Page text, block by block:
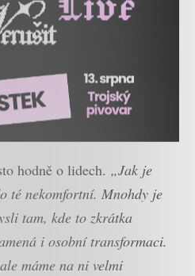
hodně o lidech. „Jak je
té nekomfortní. Mnohdy je
tam, kde to zkrátka
i osobní transformaci.
máme na ni velmi